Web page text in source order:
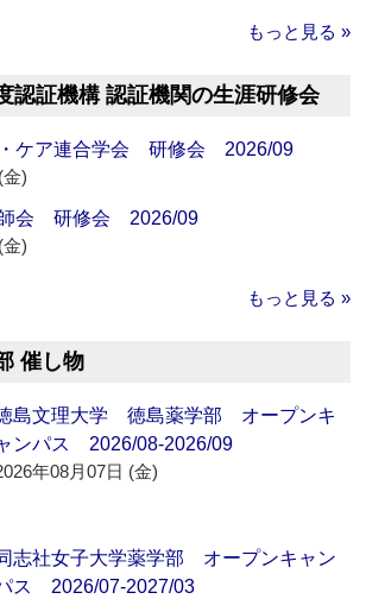
もっと見る »
認証機構 認証機関の生涯研修会
・ケア連合学会 研修会 2026/09
)
師会 研修会 2026/09
)
もっと見る »
催し物
島文理大学 徳島薬学部 オープンキ
ンパス 2026/08-2026/09
年08月07日 (金)
志社女子大学薬学部 オープンキャン
ス 2026/07-2027/03